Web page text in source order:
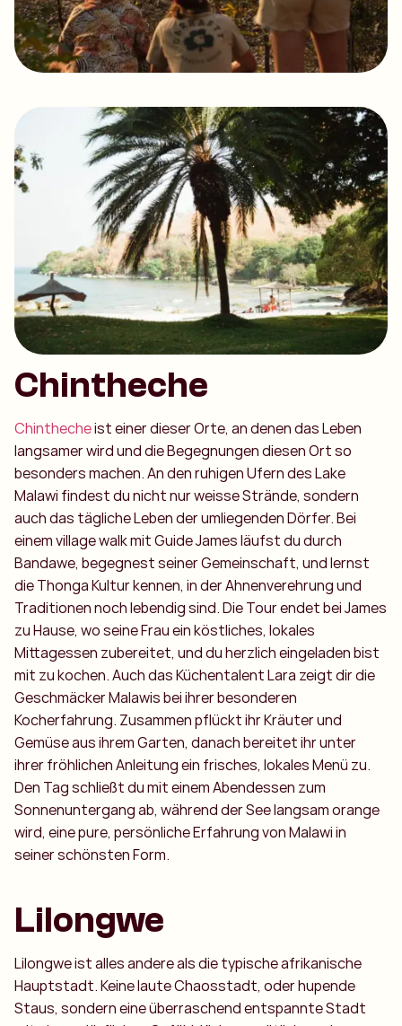
Chintheche
Chinthecheist einer dieser Orte, an denen das Leben
langsamer wird und die Begegnungen diesen Ort so
besonders machen. An den ruhigen Ufern des Lake
Malawi findest du nicht nur weisse Strände, sondern
auch das tägliche Leben der umliegenden Dörfer. Bei
einem village walk mit Guide James läufst du durch
Bandawe, begegnest seiner Gemeinschaft, und lernst
die Thonga Kultur kennen, in der Ahnenverehrung und
Traditionen noch lebendig sind. Die Tour endet bei James
zu Hause, wo seine Frau ein köstliches, lokales
Mittagessen zubereitet, und du herzlich eingeladen bist
mit zu kochen. Auch das Küchentalent Lara zeigt dir die
Geschmäcker Malawis bei ihrer besonderen
Kocherfahrung. Zusammen pflückt ihr Kräuter und
Gemüse aus ihrem Garten, danach bereitet ihr unter
ihrer fröhlichen Anleitung ein frisches, lokales Menü zu.
Den Tag schließt du mit einem Abendessen zum
Sonnenuntergang ab, während der See langsam orange
wird, eine pure, persönliche Erfahrung von Malawi in
seiner schönsten Form.
Lilongwe
Lilongwe ist alles andere als die typische afrikanische
Hauptstadt. Keine laute Chaosstadt, oder hupende
Staus, sondern eine überraschend entspannte Stadt